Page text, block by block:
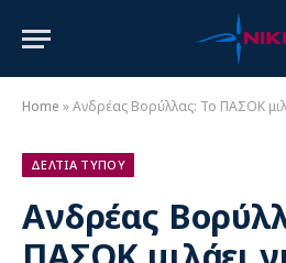
Home »Ανδρέας Βορύλλας: Το ΠΑΣΟΚ μιλάει για εκχώρηση Δημόσιας Περιουσίας
ΔΕΛΤΙΑ ΤΥΠΟΥ
Ανδρέας